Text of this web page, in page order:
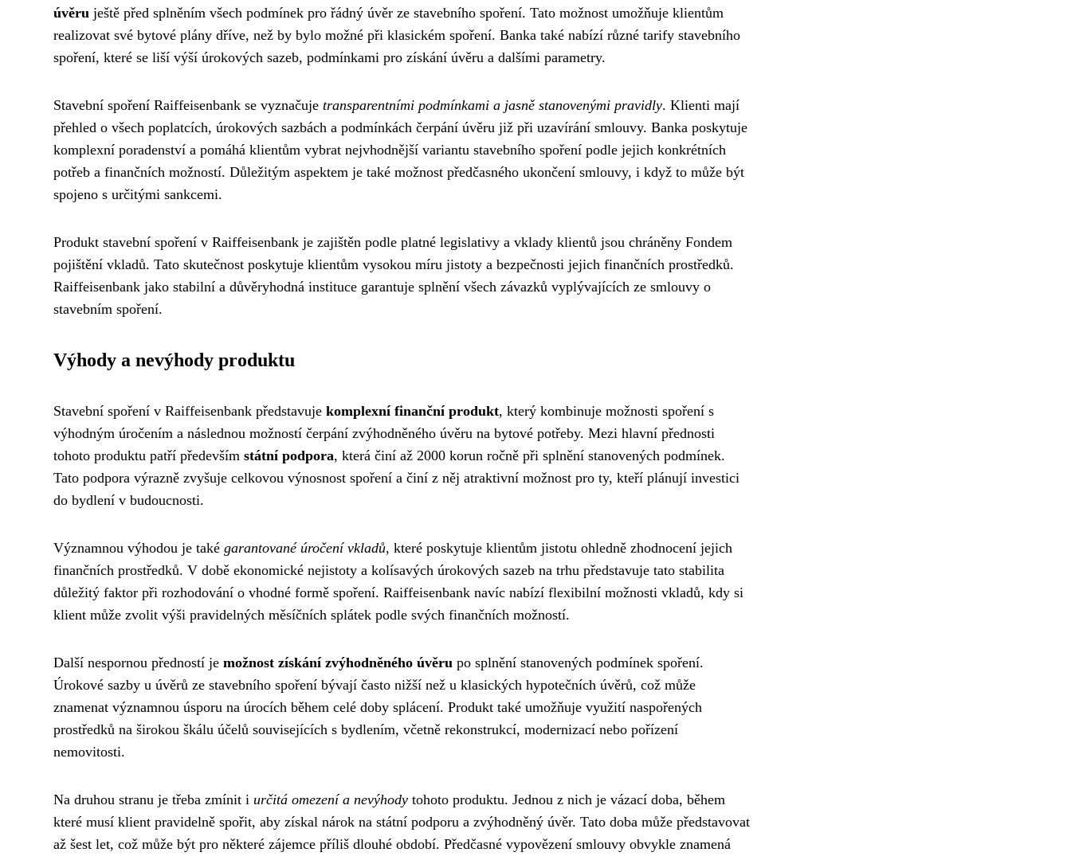
úvěru ještě před splněním všech podmínek pro řádný úvěr ze stavebního spoření. Tato možnost umožňuje klientům
realizovat své bytové plány dříve, než by bylo možné při klasickém spoření. Banka také nabízí různé tarify stavebního
spoření, které se liší výší úrokových sazeb, podmínkami pro získání úvěru a dalšími parametry.
Stavební spoření Raiffeisenbank se vyznačuje transparentními podmínkami a jasně stanovenými pravidly. Klienti mají
přehled o všech poplatcích, úrokových sazbách a podmínkách čerpání úvěru již při uzavírání smlouvy. Banka poskytuje
komplexní poradenství a pomáhá klientům vybrat nejvhodnější variantu stavebního spoření podle jejich konkrétních
potřeb a finančních možností. Důležitým aspektem je také možnost předčasného ukončení smlouvy, i když to může být
spojeno s určitými sankcemi.
Produkt stavební spoření v Raiffeisenbank je zajištěn podle platné legislativy a vklady klientů jsou chráněny Fondem
pojištění vkladů. Tato skutečnost poskytuje klientům vysokou míru jistoty a bezpečnosti jejich finančních prostředků.
Raiffeisenbank jako stabilní a důvěryhodná instituce garantuje splnění všech závazků vyplývajících ze smlouvy o
stavebním spoření.
Výhody a nevýhody produktu
Stavební spoření v Raiffeisenbank představuje komplexní finanční produkt, který kombinuje možnosti spoření s
výhodným úročením a následnou možností čerpání zvýhodněného úvěru na bytové potřeby. Mezi hlavní přednosti
tohoto produktu patří především státní podpora, která činí až 2000 korun ročně při splnění stanovených podmínek.
Tato podpora výrazně zvyšuje celkovou výnosnost spoření a činí z něj atraktivní možnost pro ty, kteří plánují investici
do bydlení v budoucnosti.
Významnou výhodou je také garantované úročení vkladů, které poskytuje klientům jistotu ohledně zhodnocení jejich
finančních prostředků. V době ekonomické nejistoty a kolísavých úrokových sazeb na trhu představuje tato stabilita
důležitý faktor při rozhodování o vhodné formě spoření. Raiffeisenbank navíc nabízí flexibilní možnosti vkladů, kdy si
klient může zvolit výši pravidelných měsíčních splátek podle svých finančních možností.
Další nespornou předností je možnost získání zvýhodněného úvěru po splnění stanovených podmínek spoření.
Úrokové sazby u úvěrů ze stavebního spoření bývají často nižší než u klasických hypotečních úvěrů, což může
znamenat významnou úsporu na úrocích během celé doby splácení. Produkt také umožňuje využití naspořených
prostředků na širokou škálu účelů souvisejících s bydlením, včetně rekonstrukcí, modernizací nebo pořízení
nemovitosti.
Na druhou stranu je třeba zmínit i určitá omezení a nevýhody tohoto produktu. Jednou z nich je vázací doba, během
které musí klient pravidelně spořit, aby získal nárok na státní podporu a zvýhodněný úvěr. Tato doba může představovat
až šest let, což může být pro některé zájemce příliš dlouhé období. Předčasné vypovězení smlouvy obvykle znamená